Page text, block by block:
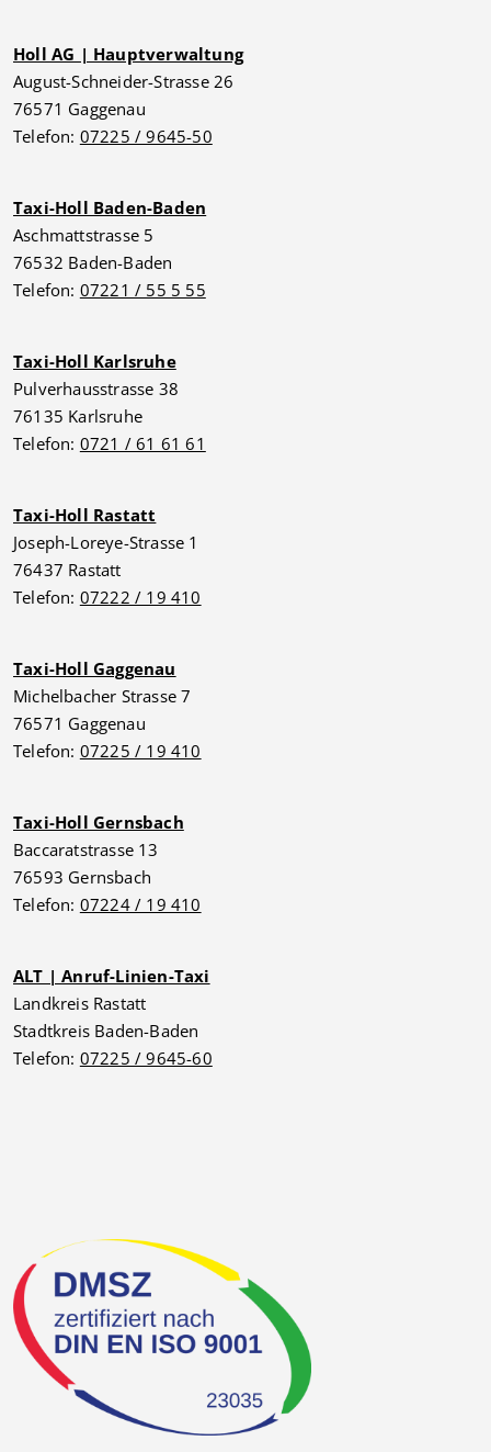
Holl AG | Hauptverwaltung
August-Schneider-Strasse 26
76571 Gaggenau
Telefon: 07225 / 9645-50
Taxi-Holl Baden-Baden
Aschmattstrasse 5
76532 Baden-Baden
Telefon: 07221 / 55 5 55
Taxi-Holl Karlsruhe
Pulverhausstrasse 38
76135 Karlsruhe
Telefon: 0721 / 61 61 61
Taxi-Holl Rastatt
Joseph-Loreye-Strasse 1
76437 Rastatt
Telefon: 07222 / 19 410
Taxi-Holl Gaggenau
Michelbacher Strasse 7
76571 Gaggenau
Telefon: 07225 / 19 410
Taxi-Holl Gernsbach
Baccaratstrasse 13
76593 Gernsbach
Telefon: 07224 / 19 410
ALT | Anruf-Linien-Taxi
Landkreis Rastatt
Stadtkreis Baden-Baden
Telefon: 07225 / 9645-60